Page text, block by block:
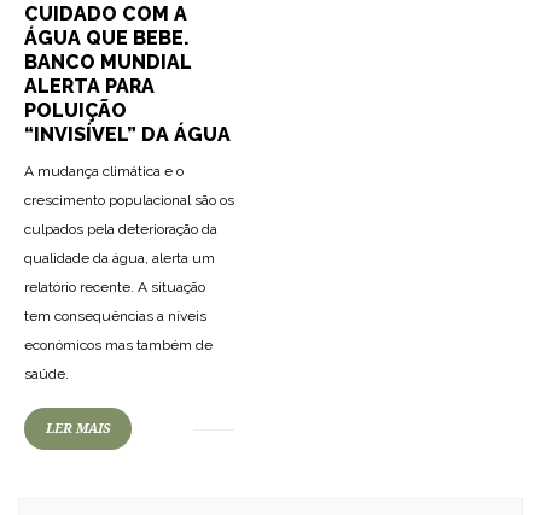
CUIDADO COM A
ÁGUA QUE BEBE.
BANCO MUNDIAL
ALERTA PARA
POLUIÇÃO
“INVISÍVEL” DA ÁGUA
A mudança climática e o
crescimento populacional são os
culpados pela deterioração da
qualidade da água, alerta um
relatório recente. A situação
tem consequências a níveis
económicos mas também de
saúde.
LER MAIS